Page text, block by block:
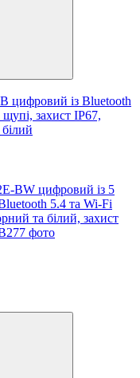
цифровий із Bluetooth
захист IP67,